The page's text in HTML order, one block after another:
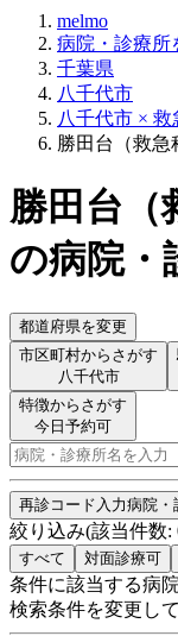
melmo
病院・診療所
千葉県
八千代市
八千代市 × 救
勝田台（救急
勝田台 （
の病院・
都道府県を変更
市区町村からさがす
八千代市
特徴からさがす
今日予約可
再診コード入力病院・
絞り込み(該当件数:
すべて 対面診療可
条件に該当する病
検索条件を変更し